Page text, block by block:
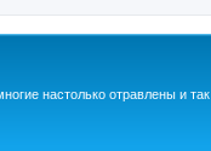
настолько отравлены и так